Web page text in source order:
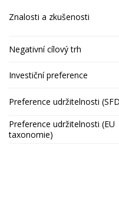
Znalosti a zkušenosti
Negativní cílový trh
Investiční preference
Preference udržitelnosti
Preference udržitelnosti (EU
taxonomie)